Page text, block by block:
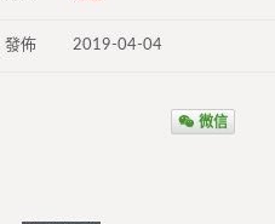
發佈 2019-04-04
微信